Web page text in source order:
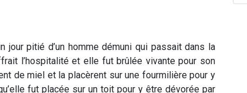
pitié d’un homme démuni qui passait dans la
l’hospitalité et elle fut brûlée vivante pour son
de miel et la placèrent sur une fourmilière pour y
fut placée sur un toit pour y être dévorée par